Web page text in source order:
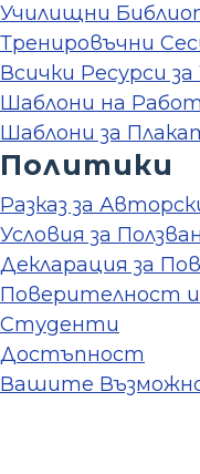
Училищни
Тренировъчни
Всички Ресурси
Шаблони на
Шаблони за
Политики
Разказ за
Условия за
Декларация за
Поверителност
Студенти
Достъпност
Вашите